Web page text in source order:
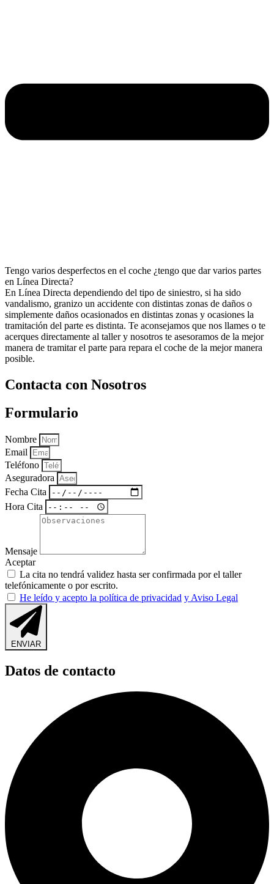
Tengo varios desperfectos en el coche ¿tengo que dar varios partes
en Línea Directa?
En Línea Directa dependiendo del tipo de siniestro, si ha sido
vandalismo, granizo un accidente con distintas zonas de daños o
simplemente daños ocasionados en distintas zonas y ocasiones la
tramitación del parte es distinta. Te aconsejamos que nos llames o te
acerques directamente al taller y nosotros te asesoramos de la mejor
manera de tramitar el parte para repara el coche de la mejor manera
posible.
Contacta con Nosotros
Formulario
Nombre
Email
Teléfono
Aseguradora
Fecha Cita
Hora Cita
Mensaje
Aceptar
La cita no tendrá validez hasta ser confirmada por el taller
telefónicamente o por escrito.
He leído y acepto la política de privacidad y Aviso Legal
ENVIAR
Datos de contacto